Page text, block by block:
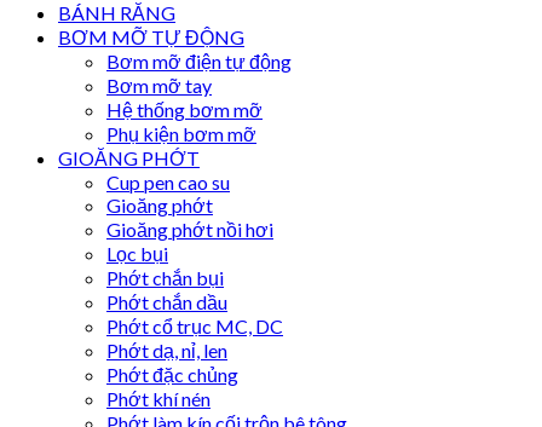
BÁNH RĂNG
BƠM MỠ TỰ ĐỘNG
Bơm mỡ điện tự động
Bơm mỡ tay
Hệ thống bơm mỡ
Phụ kiện bơm mỡ
GIOĂNG PHỚT
Cup pen cao su
Gioăng phớt
Gioăng phớt nồi hơi
Lọc bụi
Phớt chắn bụi
Phớt chắn dầu
Phớt cổ trục MC, DC
Phớt dạ, nỉ, len
Phớt đặc chủng
Phớt khí nén